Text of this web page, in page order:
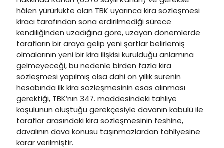
hâlen yürürlükte olan TBK uyarınca kira sözleşmesi
kiracı tarafından sona erdirilmediği sürece
kendiliğinden uzadığına göre, uzayan dönemlerde
tarafların bir araya gelip yeni şartlar belirlemiş
olmalarının yeni bir kira ilişkisi kurulduğu anlamına
gelmeyeceği, bu nedenle birden fazla kira
sözleşmesi yapılmış olsa dahi on yıllık sürenin
hesabında ilk kira sözleşmesinin esas alınması
gerektiği, TBK’nın 347. maddesindeki tahliye
koşulunun oluştuğu gerekçesiyle davanın kabulü ile
taraflar arasındaki kira sözleşmesinin feshine,
davalının dava konusu taşınmazlardan tahliyesine
karar verilmiştir.